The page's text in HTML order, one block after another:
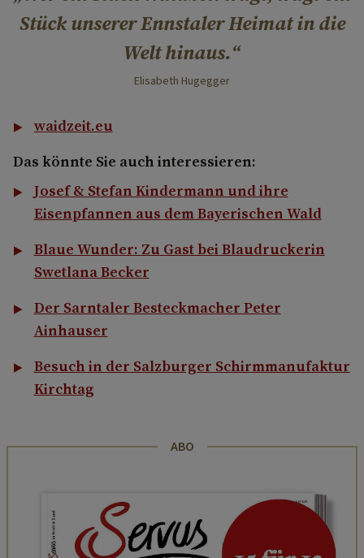
Stück unserer Ennstaler Heimat in die
Welt hinaus.
Elisabeth Hugegger
waidzeit.eu
Das könnte Sie auch interessieren:
Josef & Stefan Kindermann und ihre
Eisenpfannen aus dem Bayerischen Wald
Blaue Wunder: Zu Gast bei Blaudruckerin
Swetlana Becker
Der Sarntaler Besteckmacher Peter
Ainhauser
Besuch in der Salzburger Schirmmanufaktur
Kirchtag
ABO